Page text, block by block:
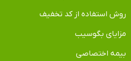
روش استفاده از کد تخفیف
مزایای بگوسیب
بیمه اختصاصی